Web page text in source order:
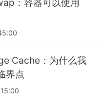
Cache：为什么我
界点